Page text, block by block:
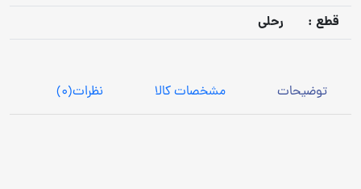
قطع :
رحلی
توضیحات مشخصات کالا نظرات(0)